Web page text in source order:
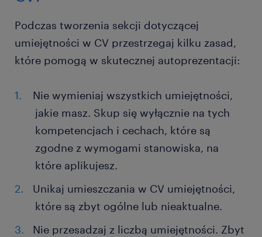
Podczas tworzenia sekcji dotyczącej
umiejętności w CV przestrzegaj kilku zasad,
które pomogą w skutecznej autoprezentacji:
Nie wymieniaj wszystkich umiejętności,
jakie masz. Skup się wyłącznie na tych
kompetencjach i cechach, które są
zgodne z wymogami stanowiska, na
które aplikujesz.
Unikaj umieszczania w CV umiejętności,
które są zbyt ogólne lub nieaktualne.
Nie przesadzaj z liczbą umiejętności. Zbyt